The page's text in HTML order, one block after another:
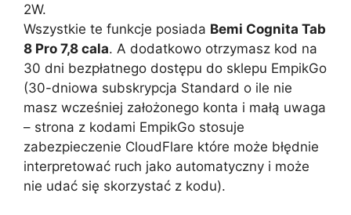
2W.
Wszystkie te funkcje posiada Bemi Cognita Tab
8 Pro 7,8 cala. A dodatkowo otrzymasz kod na
30 dni bezpłatnego dostępu do sklepu EmpikGo
(30-dniowa subskrypcja Standard o ile nie
masz wcześniej założonego konta i małą uwaga
– strona z kodami EmpikGo stosuje
zabezpieczenie CloudFlare które może błędnie
interpretować ruch jako automatyczny i może
nie udać się skorzystać z kodu).